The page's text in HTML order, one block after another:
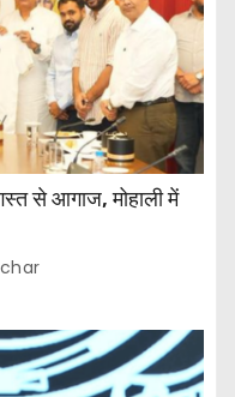
से आगाज, मोहाली में